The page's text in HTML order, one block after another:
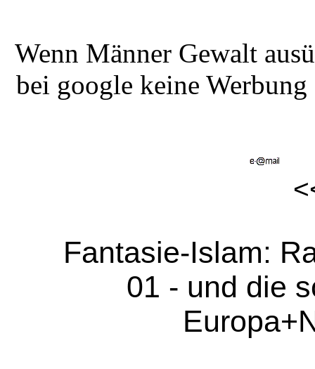
Wenn Männer Gewalt
bei google keine
Fantasie-Islam:
01 - und die